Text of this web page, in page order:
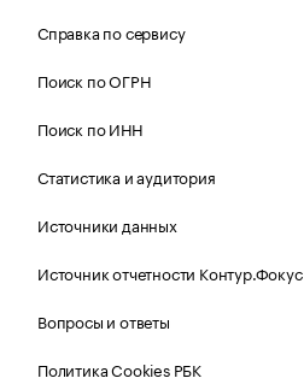
Справка по сервису
Поиск по ОГРН
Поиск по ИНН
Статистика и аудитория
Источники данных
Источник отчетности Контур.Фокус
Вопросы и ответы
Политика Cookies РБК